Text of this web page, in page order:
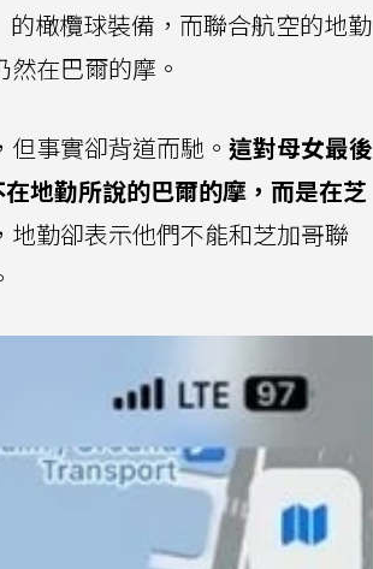
橄欖球裝備，而聯合航空的地勤
在巴爾的摩。
事實卻背道而馳。 這對母女最後
地勤所說的巴爾的摩，而是在芝
地勤卻表示他們不能和芝加哥聯